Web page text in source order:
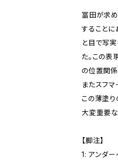
冨田が求
することに
と目で写
た。この表
の位置関係
またスフマ
この薄塗
大変重要な
【脚注】
1: アンダー